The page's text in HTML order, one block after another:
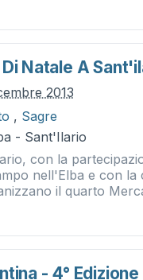
Natale A
2013
, Sagre
- Sant'Ilario
con la
nell'Elba e con la
il quarto
- 4° Edizione